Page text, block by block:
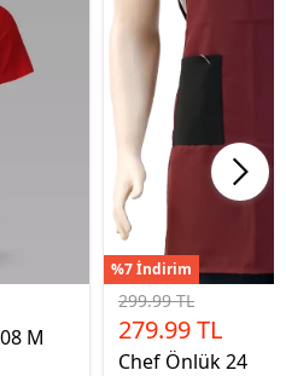
M
%7 İndirim
299.99 TL
279.99 TL
Chef Önlük 24